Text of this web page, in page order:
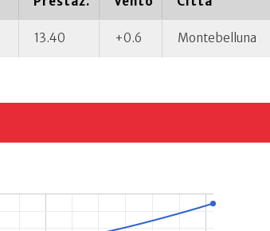
13.40 +0.6 Montebelluna